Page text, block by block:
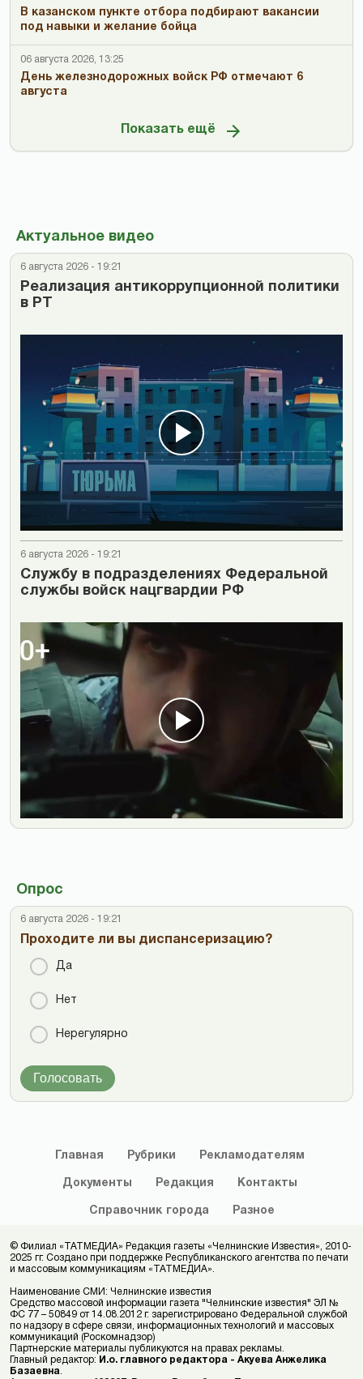
В казанском пункте отбора подбирают вакансии
под навыки и желание бойца
06 августа 2026, 13:25
День железнодорожных войск РФ отмечают 6
августа
Показать ещё
Актуальное видео
6 августа 2026 - 19:21
Реализация антикоррупционной политики
в РТ
6 августа 2026 - 19:21
Cлужбу в подразделениях Федеральной
службы войск нацгвардии РФ
Опрос
6 августа 2026 - 19:21
Проходите ли вы диспансеризацию?
Да
Нет
Нерегулярно
Голосовать
Главная Рубрики Рекламодателям
Документы Редакция Контакты
Справочник города Разное
© Филиал «ТАТМЕДИА» Редакция газеты «Челнинские Известия», 2010-
2025 гг. Создано при поддержке Республиканского агентства по печати
и массовым коммуникациям «ТАТМЕДИА».
Наименование СМИ: Челнинские известия
Средство массовой информации газета "Челнинские известия" ЭЛ №
ФС 77 – 50849 от 14.08.2012 г. зарегистрировано Федеральной службой
по надзору в сфере связи, информационных технологий и массовых
коммуникаций (Роскомнадзор)
Партнерские материалы публикуются на правах рекламы.
Главный редактор: И.о. главного редактора - Акуева Анжелика
Базаевна